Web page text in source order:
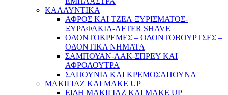
ΚΑΛΛΥΝΤΙΚΑ
ΑΦΡΟΣ ΚΑΙ ΤΖΕΛ ΞΥΡΙΣΜΑΤΟΣ-
ΞΥΡΑΦΑΚΙΑ-AFTER SHAVE
ΟΔΟΝΤΟΚΡΕΜΕΣ – ΟΔΟΝΤΟΒΟΥΡΤΣΕΣ –
ΟΔΟΝΤΙΚΑ ΝΗΜΑΤΑ
ΣΑΜΠΟΥΑΝ-ΛΑΚ-ΣΠΡΕΥ ΚΑΙ
ΑΦΡΟΛΟΥΤΡΑ
ΣΑΠΟΥΝΙΑ ΚΑΙ ΚΡΕΜΟΣΑΠΟΥΝΑ
ΜΑΚΙΓΙΑΖ ΚΑΙ MAKE UP
ΕΙΔΗ ΜΑΚΙΓΙΑΖ ΚΑΙ MAKE UP